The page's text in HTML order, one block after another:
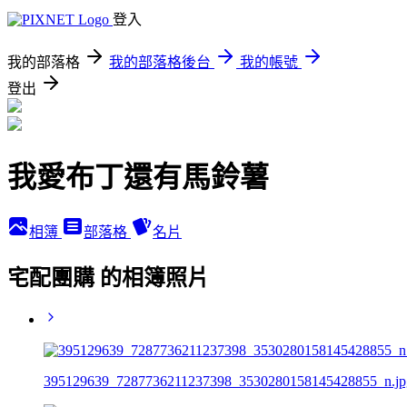
登入
我的部落格 我的部落格後台
我的帳號
登出
我愛布丁還有馬鈴薯
相簿 部落格 名片
宅配團購 的相簿照片